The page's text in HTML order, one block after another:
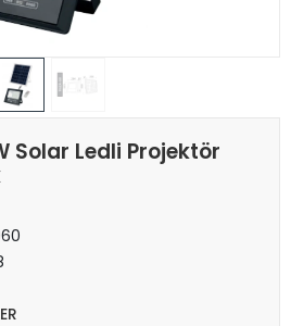
Solar Ledli Projektör